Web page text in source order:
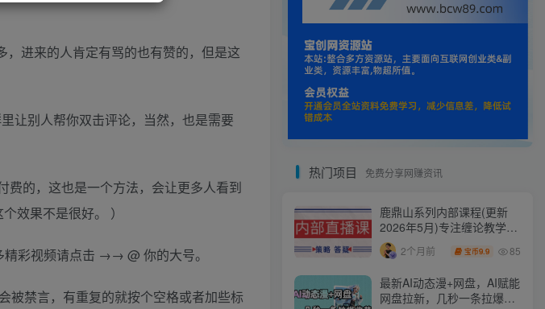
进来的人肯定有骂的也有赞的，但是这
让别人帮你双击评论，当然，也是需要
费的，这也是一个方法，会让更多人看到
效果不是很好。 ）
彩视频请点击 →→ @ 你的大号。
被禁言，有重复的就按个空格或者加些标
热门项目 免费分享网赚资讯
鹿鼎山系列内部课程(更新
2026年5月)专注缠论教学，
行情分析、学习答疑、机会
提示、实操讲解
2个月前 宝币9.9 85
最新AI动态漫+网盘，AI赋能
网盘拉新，几秒一条拉爆收